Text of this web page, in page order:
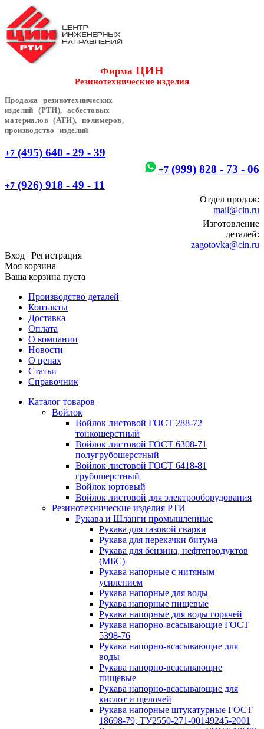
Фирма ЦИН
Резинотехнические изделия
Продажа резинотехнических
изделий (РТИ), асбестовых
материалов (АТИ), полимеров,
производство изделий
+7 (495) 640 - 29 - 39
+7 (999) 828 - 73 - 06
+7 (926) 918 - 49 - 11
Отдел продаж:
mail@cin.ru
Изготовление
деталей:
zagotovka@cin.ru
Вход | Регистрация
Моя корзина
Ваша корзина пуста
Производство деталей
Контакты
Доставка
Оплата
О компании
Новости
О ценах
Статьи
Справочник
Каталог товаров
Войлок
Войлок листовой ГОСТ 288-72
тонкошерстный
Войлок листовой ГОСТ 6308-71
полугрубошерстный
Войлок листовой ГОСТ 6418-81
грубошерстный
Войлок юртовый
Войлок листовой для электрооборудования
Резинотехнические изделия РТИ
Рукава и Шланги промышленные
Рукава для газовой сварки
Рукава для перекачки битума
Рукава для бензина, нефтепродуктов
(МБС)
Рукава напорные с нитяным
усилением
Рукава напорные для воды
Рукава напорные пищевые
Рукава напорные для воды горячей
Рукава напорно-всасывающие ГОСТ
5398-76
Рукава напорно-всасывающие для
воды
Рукава напорно-всасывающие
пищевые
Рукава напорно-всасывающие для
кислот и щелочей
Рукава напорные штукатурные ГОСТ
18698-79, ТУ2550-271-00149245-2001